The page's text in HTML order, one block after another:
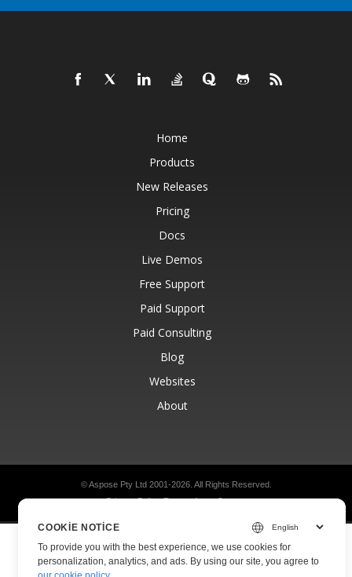
Home
Products
New Releases
Pricing
Docs
Live Demos
Free Support
Paid Support
Paid Consulting
Blog
Websites
About
© Aspose Pty Ltd 2001-2026. All Rights Reserved.
Privacy Policy Terms of use Contact
COOKIE NOTICE
To provide you with the best experience, we use cookies for
personalization, analytics, and ads. By using our site, you agree to